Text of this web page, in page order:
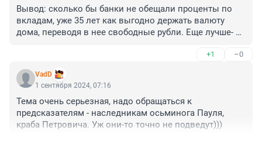
Вывод: сколько бы банки не обещали проценты по
вкладам, уже 35 лет как выгодно держать валюту
дома, переводя в нее свободные рубли. Еще лучше-
+1 –0
VadD
1 сентября 2024, 07:16
Тема очень серьезная, надо обращаться к
предсказателям - наследникам осьминога Пауля,
краба Петровича. Уж они-то точно не подведут)))